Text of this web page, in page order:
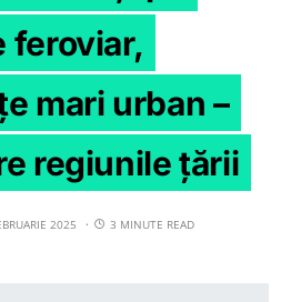
feroviar,
mari urban –
regiunile țării
2025 3 MINUTE READ